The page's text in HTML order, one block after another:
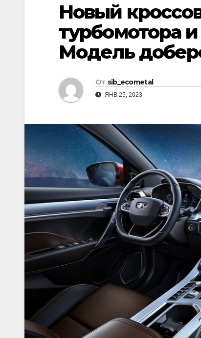
Новый
турбомотора
Модель
От sib_ecometal
ЯНВ 25, 2023